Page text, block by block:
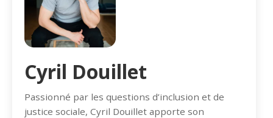
Cyril Douillet
Passionné par les questions d’inclusion et de
justice sociale, Cyril Douillet apporte son